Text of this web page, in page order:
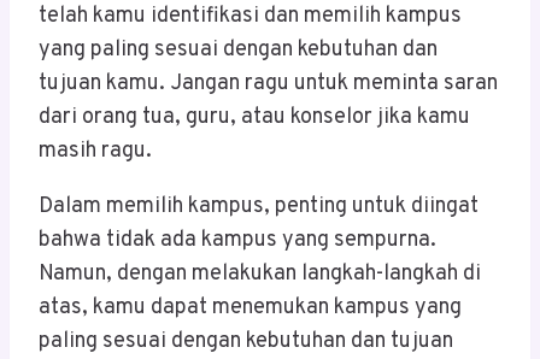
telah kamu identifikasi dan memilih kampus
yang paling sesuai dengan kebutuhan dan
tujuan kamu. Jangan ragu untuk meminta saran
dari orang tua, guru, atau konselor jika kamu
masih ragu.
Dalam memilih kampus, penting untuk diingat
bahwa tidak ada kampus yang sempurna.
Namun, dengan melakukan langkah-langkah di
atas, kamu dapat menemukan kampus yang
paling sesuai dengan kebutuhan dan tujuan